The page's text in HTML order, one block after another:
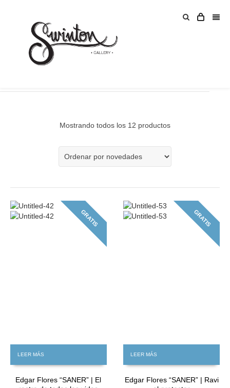
Mostrando todos los 12 productos
GRATIS
LEER MÁS
Edgar Flores “SANER” | El
GRATIS
LEER MÁS
Edgar Flores “SANER” | Ravi